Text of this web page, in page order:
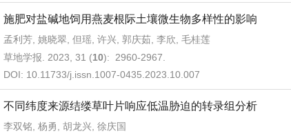
施肥对盐碱地饲用燕麦根际土壤微生物多样性的影响
孟利芳, 姚晓翠, 但瑶, 许兴, 郭庆茹, 李欣, 毛桂莲
草地学报. 2023, 31 (10): 2960-2967.
DOI: 10.11733/j.issn.1007-0435.2023.10.007
不同纬度来源结缕草叶片响应低温胁迫的转录组分析
李双铭, 杨勇, 胡龙兴, 徐庆国